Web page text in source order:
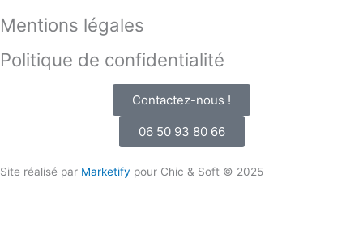
Mentions légales
Politique de confidentialité
Contactez-nous !
06 50 93 80 66
Site réalisé par Marketify pour Chic & Soft © 2025